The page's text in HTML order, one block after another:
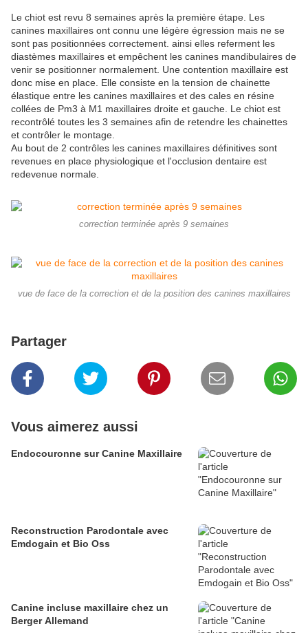
Le chiot est revu 8 semaines après la première étape. Les
canines maxillaires ont connu une légère égression mais ne se
sont pas positionnées correctement. ainsi elles referment les
diastèmes maxillaires et empêchent les canines mandibulaires de
venir se positionner normalement. Une contention maxillaire est
donc mise en place. Elle consiste en la tension de chainette
élastique entre les canines maxillaires et des cales en résine
collées de Pm3 à M1 maxillaires droite et gauche. Le chiot est
recontrôlé toutes les 3 semaines afin de retendre les chainettes
et contrôler le montage.
Au bout de 2 contrôles les canines maxillaires définitives sont
revenues en place physiologique et l'occlusion dentaire est
redevenue normale.
correction terminée après 9 semaines
vue de face de la correction et de la position des canines maxillaires
Partager
Vous aimerez aussi
Endocouronne sur Canine Maxillaire
Reconstruction Parodontale avec
Emdogain et Bio Oss
Canine incluse maxillaire chez un
Berger Allemand